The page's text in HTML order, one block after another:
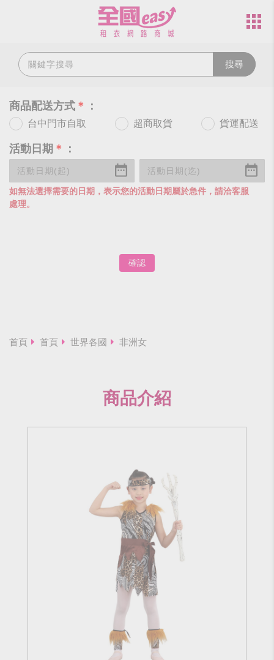
搜尋
商品配送方式 ＊ ：
台中門市自取 超商取貨 貨運配送
活動日期 ＊ ：
如無法選擇需要的日期，表示您的活動日期屬於急件，請洽客服
處理。
確認
首頁 首頁 世界各國 非洲女
商品介紹